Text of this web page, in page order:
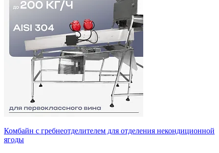
Комбайн с гребнеотделителем для отделения некондиционной
ягоды